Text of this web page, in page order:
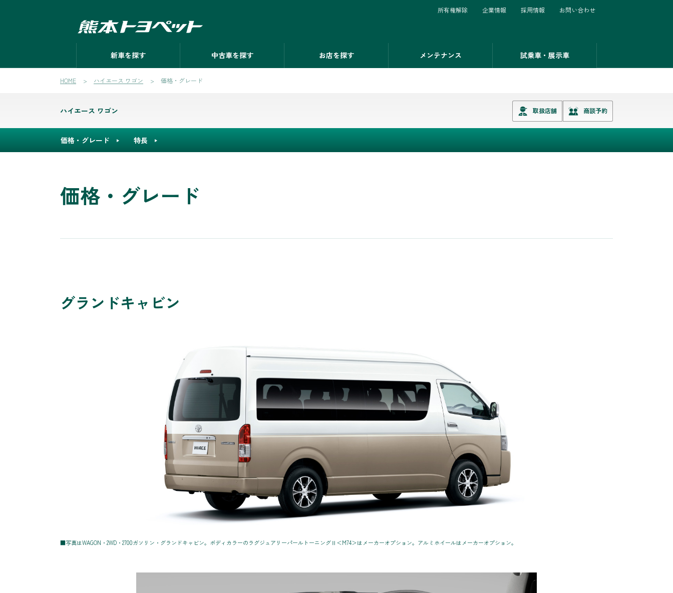
新車を探す 中古車を探す お店を探す メンテナンス 試乗車・展示車
所有権解除 企業情報 採用情報 お問い合わせ
HOME ハイエース ワゴン 価格・グレード
ハイエース ワゴン 取扱店舗 商談予約
価格・グレード 特長
価格・グレード
グランドキャビン
■写真はWAGON・2WD・2700ガソリン・グランドキャビン。ボディカラーのラグジュアリーパールトーニングⅡ＜M74＞はメーカーオプション。アルミホイールはメーカーオプション。